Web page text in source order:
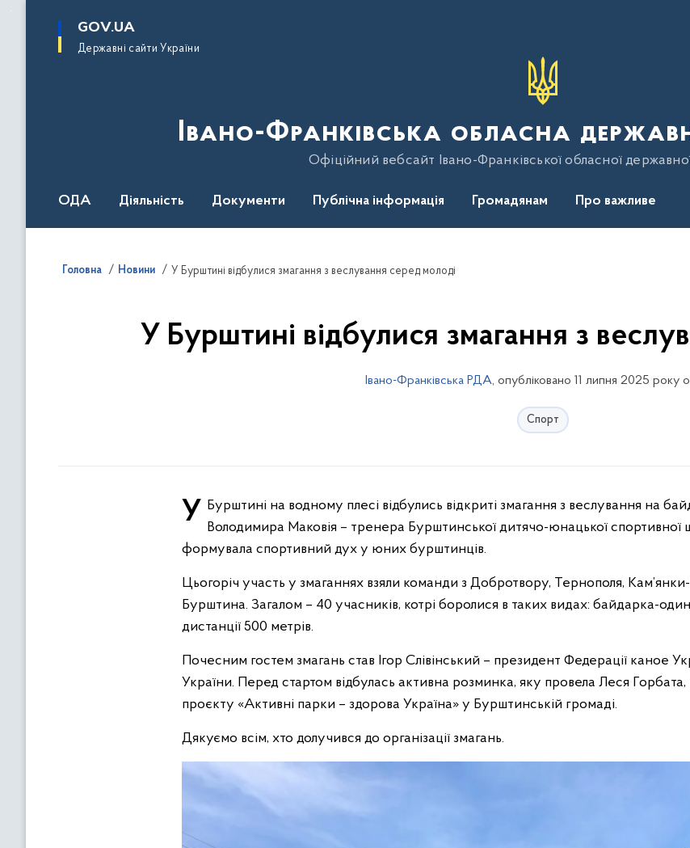
основного
GOV.UA
Державні сайти України
Івано-Франківська обласна
Офіційний вебсайт Івано-Франківської обласної державної
ОДА Діяльність Документи Публічна інформація Громадянам Про важливе
Головна Новини У Бурштині відбулися змагання з веслування серед молоді
У Бурштині відбулися змагання з
Івано-Франківська РДА, опубліковано 11 липня 2025 року
Спорт
У Бурштині на водному плесі відбулись відкриті змагання з веслування на байдарках і каное пам’яті Володимира Маковія – тренера Бурштинської дитячо-юнацької спортивної
формувала спортивний дух у юних бурштинців.
Цьогоріч участь у змаганнях взяли команди з Добротвору, Тернополя, Кам’янки-
Бурштина. Загалом – 40 учасників, котрі боролися в таких видах: байдарка-
дистанції 500 метрів.
Почесним гостем змагань став Ігор Слівінський – президент Федерації каное
України. Перед стартом відбулась активна розминка, яку провела Леся
проєкту «Активні парки – здорова Україна» у Бурштинській громаді.
Дякуємо всім, хто долучився до організації змагань.